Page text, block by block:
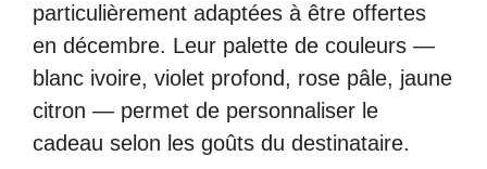
particulièrement adaptées à être offertes
en décembre. Leur palette de couleurs —
blanc ivoire, violet profond, rose pâle, jaune
citron — permet de personnaliser le
cadeau selon les goûts du destinataire.